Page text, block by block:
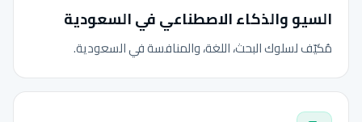
السيو والذكاء الاصطناعي في السعودية
مُكيّف لسلوك البحث، اللغة، والمنافسة في السعودية.